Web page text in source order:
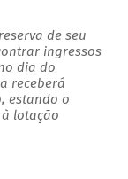
de seu
ingressos
dia do
receberá
estando o
lotação